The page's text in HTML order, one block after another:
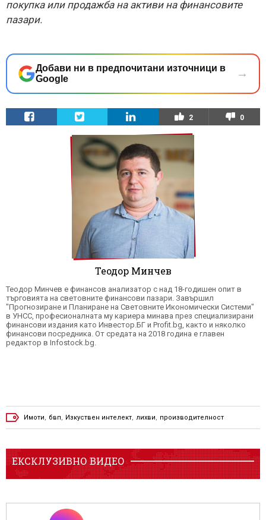
покупка или продажба на активи на финансовите
пазари.
Добави ни в предпочитани източници в
Google
→
2 0
Теодор Минчев
Теодор Mинчeв e финансов анализатор с над 18-годишен опит в
търговията на световните финансови пазари. Завършил
"Прогнозиране и Планиране на Световните Икономически Системи"
в УНСС, професионалната му кариера минава през специализирани
финансови издания като Инвестор.БГ и Profit.bg, както и няколко
финансови посредника. От средата на 2018 година е главен
редактор в Infostock.bg.
Имоти, бвп, Изкуствен интелект, лихви, производителност
ЕКСКЛУЗИВНО ВИДЕО